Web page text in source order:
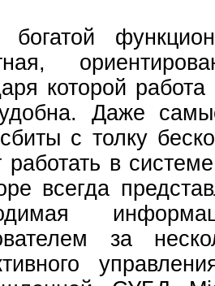
богатой
которой
Даже
с толку
работать в
всегда
за